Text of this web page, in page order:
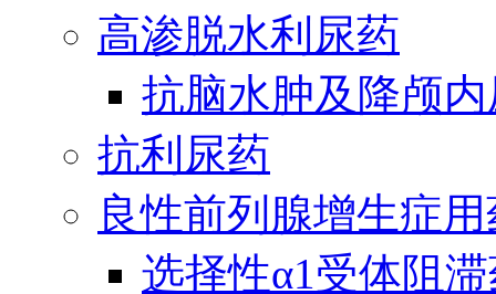
高渗脱水利尿药
抗脑水肿及降颅
抗利尿药
良性前列腺增生症
选择性α1受体阻